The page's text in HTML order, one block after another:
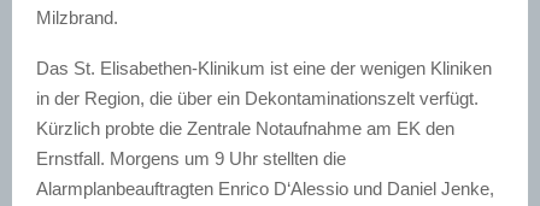
Milzbrand.
Das St. Elisabethen-Klinikum ist eine der wenigen Kliniken
in der Region, die über ein Dekontaminationszelt verfügt.
Kürzlich probte die Zentrale Notaufnahme am EK den
Ernstfall. Morgens um 9 Uhr stellten die
Alarmplanbeauftragten Enrico D‘Alessio und Daniel Jenke,